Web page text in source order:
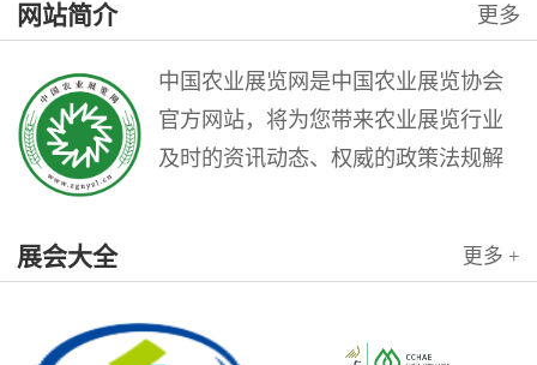
讲话精神，充分发挥澳门作为中
国与葡语国家商贸合作服务平台
的优...
网站简介 更多
中国农业展览网是中国农业展览协会
官方网站，将为您带来农业展览行业
及时的资讯动态、权威的政策法规解
专业网站，提供了...
展会大全 更多 +